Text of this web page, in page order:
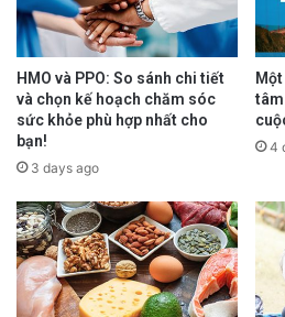
HMO và PPO: So sánh chi tiết
và chọn kế hoạch chăm sóc
sức khỏe phù hợp nhất cho
bạn!
3 days ago
4